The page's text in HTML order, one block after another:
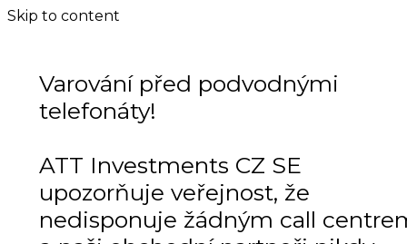
Skip to content
Varování před podvodnými
telefonáty!
ATT Investments CZ SE
upozorňuje veřejnost, že
nedisponuje žádným call